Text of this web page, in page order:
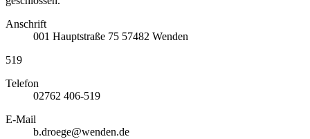
Anschrift
001 Hauptstraße 75 57482 Wenden
519
Telefon
02762 406-519
E-Mail
b.droege@wenden.de